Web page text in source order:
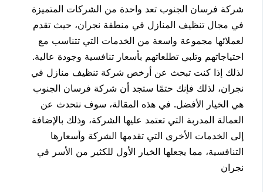
شركة فرسان الجنوب تعد واحدة من الشركات المتميزة
في مجال تنظيف المنازل في منطقة نجران، حيث تقدم
لعملائها مجموعة واسعة من الخدمات التي تتناسب مع
احتياجاتهم وتلبي تطلعاتهم بأسعار تنافسية وجودة عالية.
لذلك إذا كنت تبحث عن أرخص شركة تنظيف منازل في
نجران، لذلك فإنك حتمًا ستجد أن شركة فرسان الجنوب
هي الخيار الأفضل. في هذه المقالة، سوف نتحدث عن
العمالة المدربة التي تعتمد عليها الشركة، وذلك بالإضافة
إلى الخدمات الأخرى التي تقدمها الشركة وأسعارها
التنافسية، مما يجعلها الخيار الأول للكثير من الأسر في
نجران